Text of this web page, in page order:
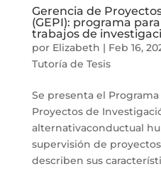
Gerencia de
(GEPI): programa
trabajos de
por Elizabeth | Feb 16,
Tutoría de Tesis
Se presenta el
Proyectos de
alternativaconductual
supervisión de
describen sus